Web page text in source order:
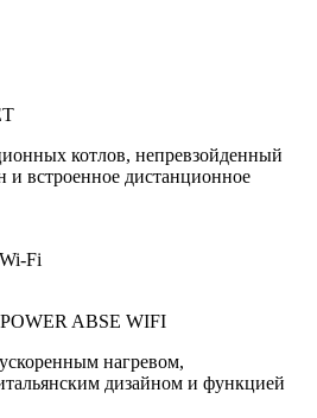
котлов, непревзойденный
и встроенное дистанционное
Fi
ABSE WIFI
нагревом,
дизайном и функцией